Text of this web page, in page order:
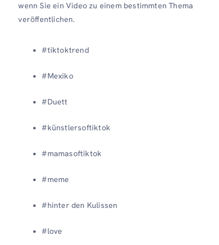
wenn Sie ein Video zu einem bestimmten Thema
veröffentlichen.
#tiktoktrend
#Mexiko
#Duett
#künstlersoftiktok
#mamasoftiktok
#meme
#hinter den Kulissen
#love